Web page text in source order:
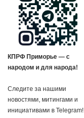
КПРФ Приморье — с
народом и для народа!
Следите за нашими
новостями, митингами и
инициативами в Telegram!